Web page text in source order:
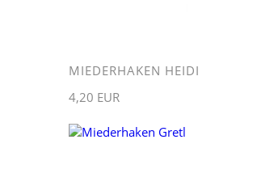
MIEDERHAKEN HEIDI
4,20 EUR